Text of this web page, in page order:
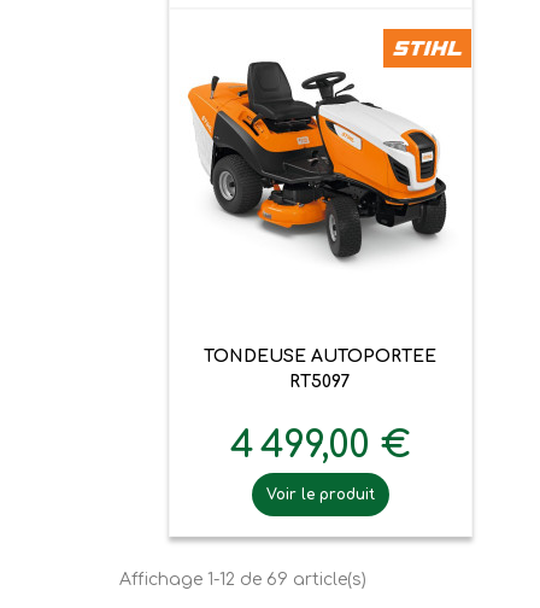
TONDEUSE AUTOPORTEE
RT5097
4 499,00 €
Voir le produit
Affichage 1-12 de 69 article(s)